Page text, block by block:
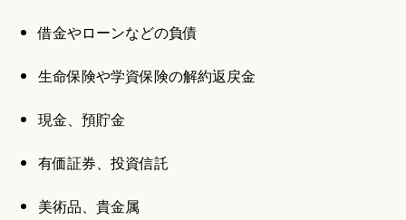
借金やローンなどの負債
生命保険や学資保険の解約返戻金
現金、預貯金
有価証券、投資信託
美術品、貴金属